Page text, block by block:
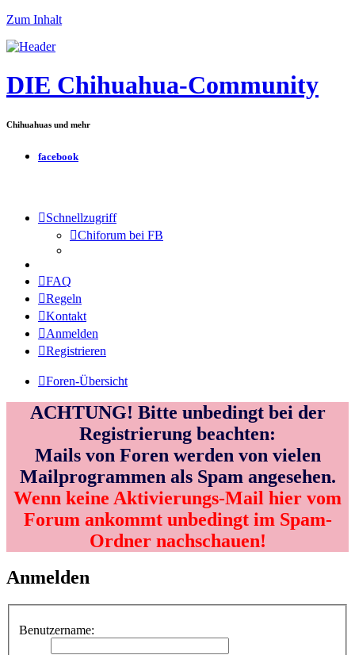
Zum Inhalt
DIE Chihuahua-Community
Chihuahuas und mehr
facebook
Schnellzugriff
Chiforum bei FB
FAQ
Regeln
Kontakt
Anmelden
Registrieren
Foren-Übersicht
ACHTUNG! Bitte unbedingt bei der
Registrierung beachten:
Mails von Foren werden von vielen
Mailprogrammen als Spam angesehen.
Wenn keine Aktivierungs-Mail hier vom
Forum ankommt unbedingt im Spam-
Ordner nachschauen!
Anmelden
Benutzername: